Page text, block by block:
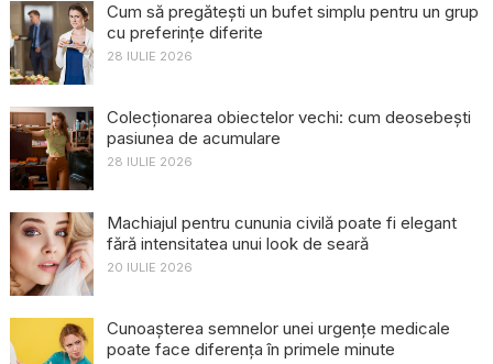
Cum să pregătești un bufet simplu pentru un grup
cu preferințe diferite
28 IULIE 2026
Colecționarea obiectelor vechi: cum deosebești
pasiunea de acumulare
28 IULIE 2026
Machiajul pentru cununia civilă poate fi elegant
fără intensitatea unui look de seară
20 IULIE 2026
Cunoașterea semnelor unei urgențe medicale
poate face diferența în primele minute